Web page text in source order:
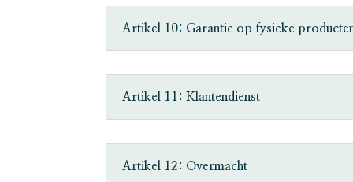
Artikel 10: Garantie op fysieke
Artikel 11: Klantendienst
Artikel 12: Overmacht